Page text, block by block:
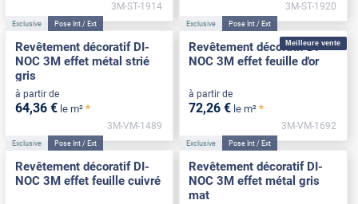
3M-ST-1914 3M-ST-1920
Exclusive Pose Int / Ext
Revêtement décoratif DI-
NOC 3M effet métal strié
gris
à partir de
64,36 € le m² *
3M-VM-1489
Meilleure vente
Exclusive Pose Int / Ext
Revêtement décoratif DI-
NOC 3M effet feuille d'or
à partir de
72,26 € le m² *
3M-VM-1692
Exclusive Pose Int / Ext
Revêtement décoratif DI-
NOC 3M effet feuille cuivré
Exclusive Pose Int / Ext
Revêtement décoratif DI-
NOC 3M effet métal gris
mat